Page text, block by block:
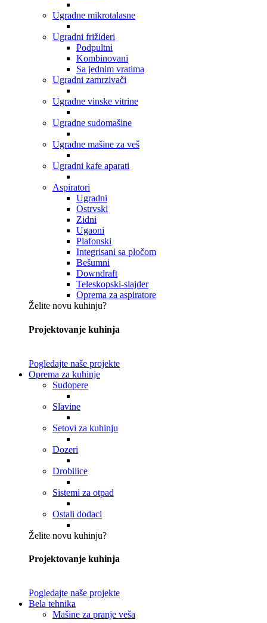
Ugradne mikrotalasne
Ugradni frižideri
Podpultni
Kombinovani
Sa jednim vratima
Ugradni zamrzivači
Ugradne vinske vitrine
Ugradne sudomašine
Ugradne mašine za veš
Ugradni kafe aparati
Aspiratori
Ugradni
Ostrvski
Zidni
Ugaoni
Plafonski
Integrisani sa pločom
Bešumni
Downdraft
Teleskopski-slajder
Oprema za aspiratore
Želite novu kuhinju?
Projektovanje kuhinja
Pogledajte naše projekte
Oprema za kuhinje
Sudopere
Slavine
Setovi za kuhinju
Dozeri
Drobilice
Sistemi za otpad
Ostali dodaci
Želite novu kuhinju?
Projektovanje kuhinja
Pogledajte naše projekte
Bela tehnika
Mašine za pranje veša